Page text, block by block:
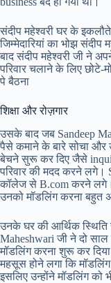
संदीप महेश्वरी घर के
जिम्मेदारियां का भोझ
बाद संदीप महेश्वरी जी ने
परिवार चलाने के लिए
पे बैठना
शिक्षा और रोज़गार
उसके बाद जब Sandeep
पैसे कमाने के बारे सोचा और
बेचने सुरू कर दिए जैसे
परिवार की मदद करने लगे।
कॉलेज से B.com करने
उनको मॉडलिंग करना बहुत
उनके घर की आर्थिक स्थिति
Maheshwari जी ने दो
मॉडलिंग करना शुरू कर
महसूस होने लगा कि
इसलिए उन्होंने मॉडलिंग को